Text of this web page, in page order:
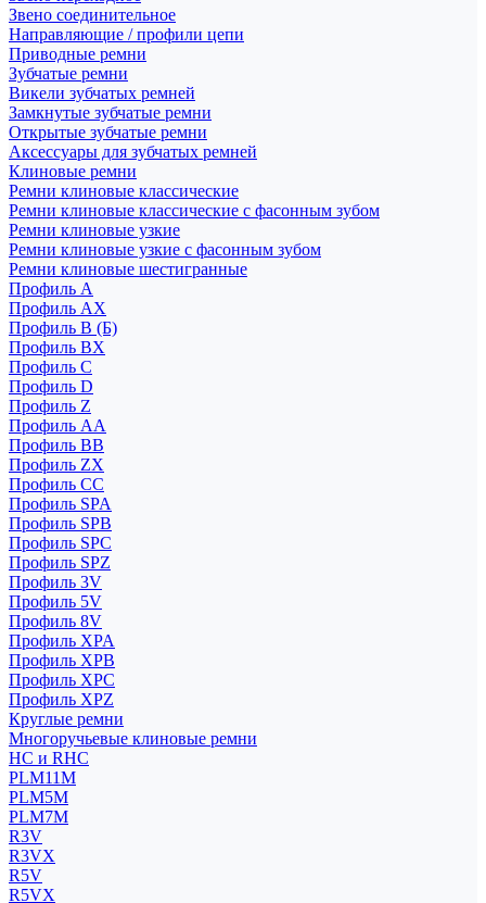
Звено соединительное
Направляющие / профили цепи
Приводные ремни
Зубчатые ремни
Викели зубчатых ремней
Замкнутые зубчатые ремни
Открытые зубчатые ремни
Аксессуары для зубчатых ремней
Клиновые ремни
Ремни клиновые классические
Ремни клиновые классические с фасонным зубом
Ремни клиновые узкие
Ремни клиновые узкие с фасонным зубом
Ремни клиновые шестигранные
Профиль A
Профиль AX
Профиль B (Б)
Профиль BX
Профиль C
Профиль D
Профиль Z
Профиль АА
Профиль BB
Профиль ZX
Профиль CC
Профиль SPA
Профиль SPB
Профиль SPC
Профиль SPZ
Профиль 3V
Профиль 5V
Профиль 8V
Профиль XPA
Профиль XPB
Профиль XPC
Профиль XPZ
Круглые ремни
Многоручьевые клиновые ремни
HC и RHC
PLM11M
PLM5M
PLM7M
R3V
R3VX
R5V
R5VX